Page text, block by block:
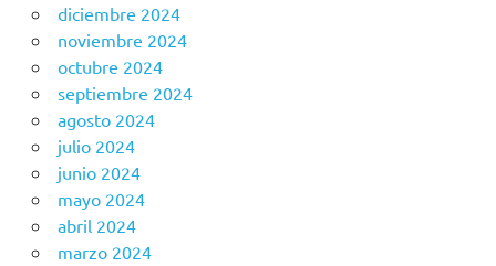
diciembre 2024
noviembre 2024
octubre 2024
septiembre 2024
agosto 2024
julio 2024
junio 2024
mayo 2024
abril 2024
marzo 2024